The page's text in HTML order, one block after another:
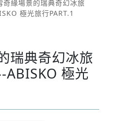
奇緣場景的瑞典奇幻冰旅
極光旅行PART.1
瑞典奇幻冰旅
ABISKO 極光